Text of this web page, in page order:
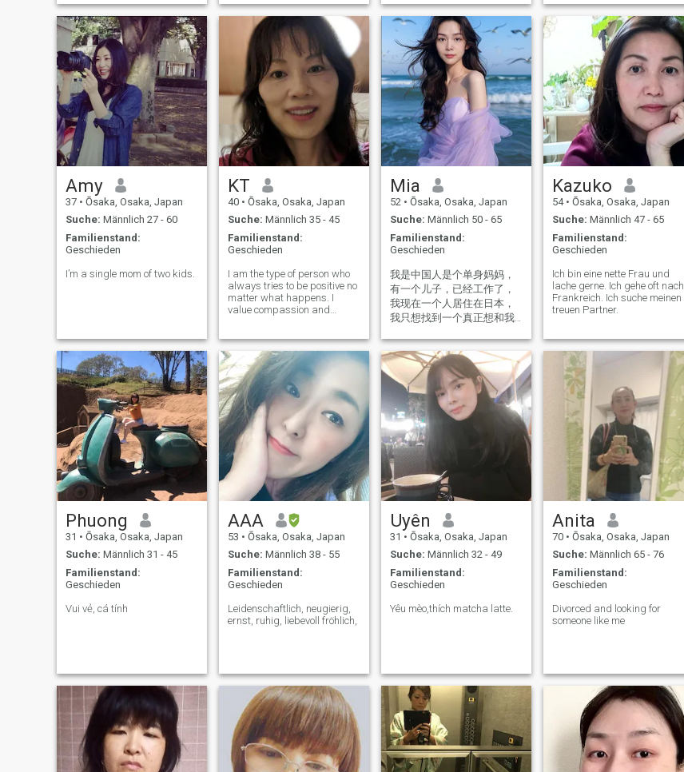
gerne spazieren, fahre,
koche, reise usw. Lass uns
sehen, was in der Zukunft
passiert.
Amy
37 • Ōsaka, Osaka, Japan
Suche: Männlich 27 - 60
Familienstand:
Geschieden
I’m a single mom of two kids.
KT
40 • Ōsaka, Osaka, Japan
Suche: Männlich 35 - 45
Familienstand:
Geschieden
I am the type of person who
always tries to be positive no
matter what happens. I
value compassion and
Mia
52 • Ōsaka, Osaka, Japan
Suche: Männlich 50 - 65
Familienstand:
Geschieden
我是中国人是个单身妈妈，
有一个儿子，已经工作了，
我现在一个人居住在日本，
我只想找到一个真正想和我
或者提出其他无理要求，我
的爱只给真诚的人！请仔细
阅读我对伴侣的要求，如果
你不符合请不要联系我。
Kazuko
54 • Ōsaka, Osaka, Japan
Suche: Männlich 47 - 65
Familienstand:
Geschieden
Ich bin eine nette Frau und
lache gerne. Ich gehe oft nach
Frankreich. Ich suche meinen
treuen Partner.
Phuong
31 • Ōsaka, Osaka, Japan
Suche: Männlich 31 - 45
Familienstand:
Geschieden
Vui vẻ, cá tính
AAA
53 • Ōsaka, Osaka, Japan
Suche: Männlich 38 - 55
Familienstand:
Geschieden
Leidenschaftlich, neugierig,
ernst, ruhig, liebevoll fröhlich,
Uyên
31 • Ōsaka, Osaka, Japan
Suche: Männlich 32 - 49
Familienstand:
Geschieden
Yêu mèo,thích matcha latte.
Anita
70 • Ōsaka, Osaka, Japan
Suche: Männlich 65 - 76
Familienstand:
Geschieden
Divorced and looking for
someone like me